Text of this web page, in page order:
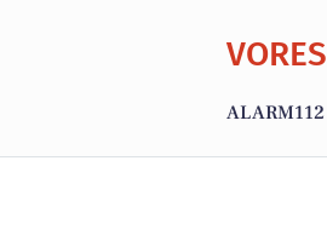
VORES
ALARM112